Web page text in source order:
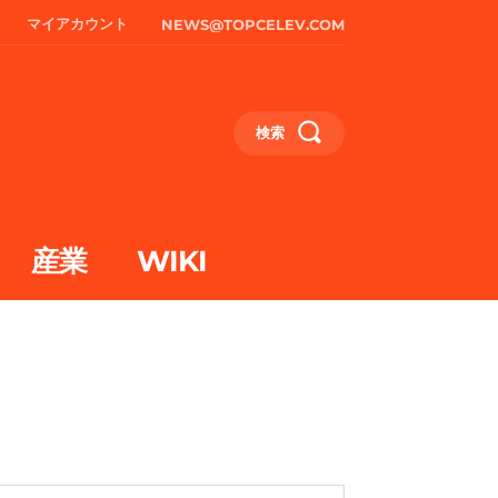
マイアカウント NEWS@TOPCELEV.COM
検索
産業 WIKI